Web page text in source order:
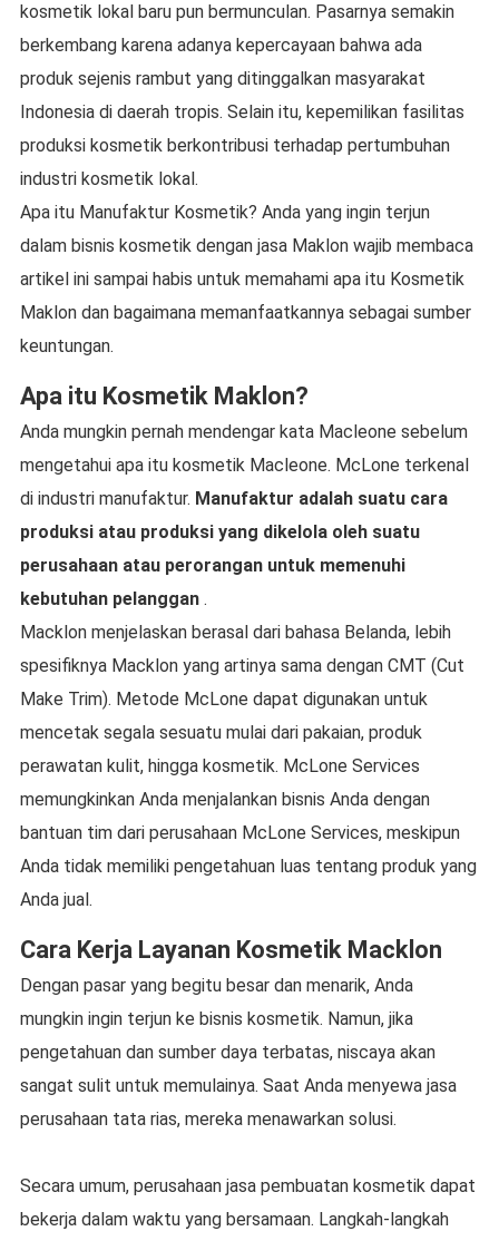
kosmetik lokal baru pun bermunculan. Pasarnya semakin
berkembang karena adanya kepercayaan bahwa ada
produk sejenis rambut yang ditinggalkan masyarakat
Indonesia di daerah tropis. Selain itu, kepemilikan fasilitas
produksi kosmetik berkontribusi terhadap pertumbuhan
industri kosmetik lokal.
Apa itu Manufaktur Kosmetik? Anda yang ingin terjun
dalam bisnis kosmetik dengan jasa Maklon wajib membaca
artikel ini sampai habis untuk memahami apa itu Kosmetik
Maklon dan bagaimana memanfaatkannya sebagai sumber
keuntungan.
Apa itu Kosmetik Maklon?
Anda mungkin pernah mendengar kata Macleone sebelum
mengetahui apa itu kosmetik Macleone. McLone terkenal
di industri manufaktur. Manufaktur adalah suatu cara
produksi atau produksi yang dikelola oleh suatu
perusahaan atau perorangan untuk memenuhi
kebutuhan pelanggan.
Macklon menjelaskan berasal dari bahasa Belanda, lebih
spesifiknya Macklon yang artinya sama dengan CMT (Cut
Make Trim). Metode McLone dapat digunakan untuk
mencetak segala sesuatu mulai dari pakaian, produk
perawatan kulit, hingga kosmetik. McLone Services
memungkinkan Anda menjalankan bisnis Anda dengan
bantuan tim dari perusahaan McLone Services, meskipun
Anda tidak memiliki pengetahuan luas tentang produk yang
Anda jual.
Cara Kerja Layanan Kosmetik Macklon
Dengan pasar yang begitu besar dan menarik, Anda
mungkin ingin terjun ke bisnis kosmetik. Namun, jika
pengetahuan dan sumber daya terbatas, niscaya akan
sangat sulit untuk memulainya. Saat Anda menyewa jasa
perusahaan tata rias, mereka menawarkan solusi.
Secara umum, perusahaan jasa pembuatan kosmetik dapat
bekerja dalam waktu yang bersamaan. Langkah-langkah